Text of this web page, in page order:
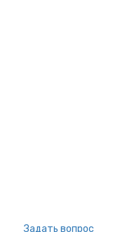
Задать вопрос